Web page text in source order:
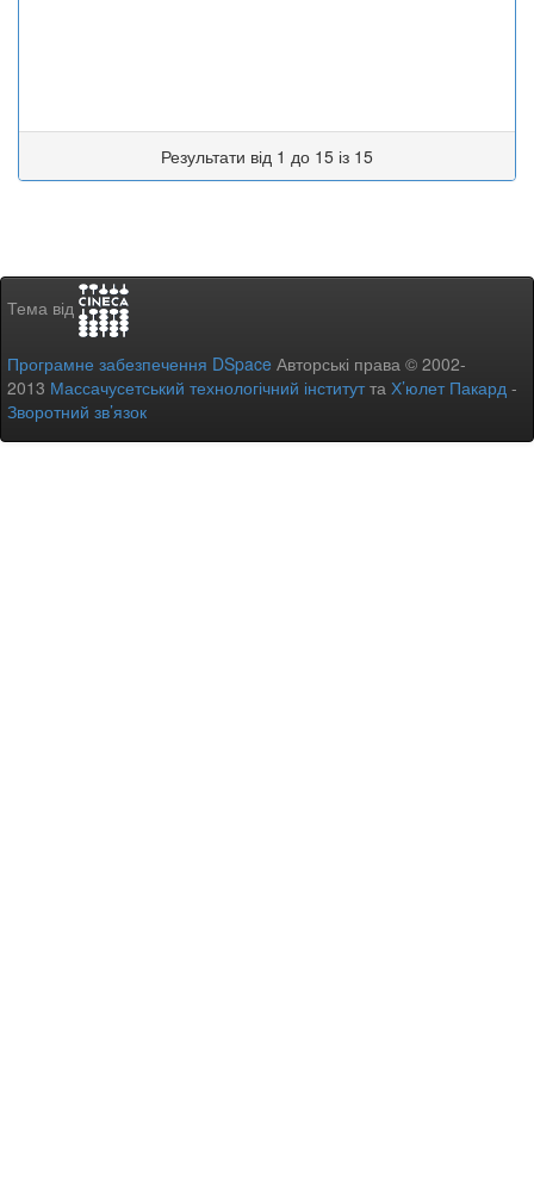
Результати від 1 до 15 із 15
Тема від
Програмне забезпечення DSpace Авторські права © 2002-
2013 Массачусетський технологічний інститутта Х’юлет Пакард -
Зворотний зв’язок